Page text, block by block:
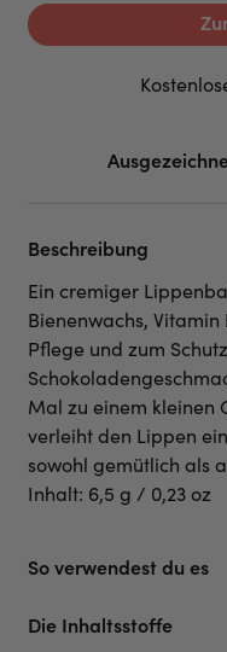
Beschreibung
Ein cremiger
Bienenwachs,
Pflege und zum
Mal zu einem kleinen
verleiht den Lippen
sowohl gemütlich als
Inhalt: 6,5 g / 0,23 oz
So verwendest du es
Die Inhaltsstoffe